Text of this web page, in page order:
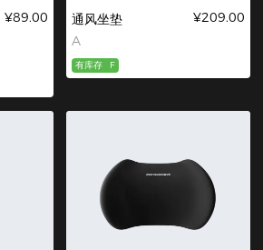
¥89.00
通风坐垫
A
¥209.00
有库存 F